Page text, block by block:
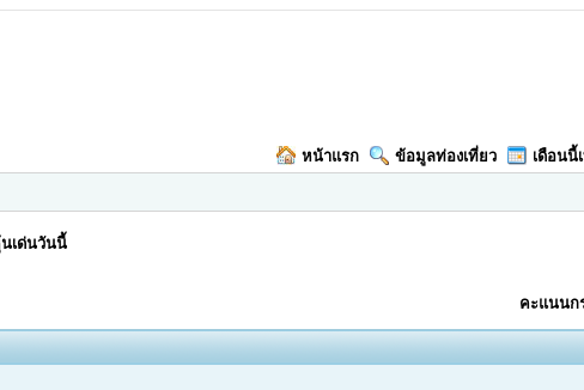
หน้าแรก ข้อมูลท่องเที่ยว เดือนนี้
เด่นวันนี้
คะแนนก